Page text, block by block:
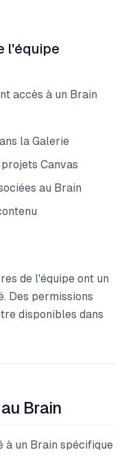
l'équipe
accès à un Brain
la Galerie
Canvas
au Brain
de l'équipe ont un
Des permissions
disponibles dans
Brain
à un Brain spécifique